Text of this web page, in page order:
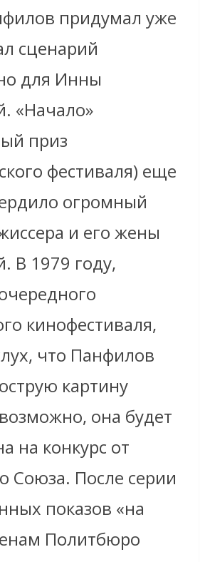
придумал уже
сценарий
для Инны
«Начало»
приз
фестиваля) еще
огромный
и его жены
В 1979 году,
кинофестиваля,
что Панфилов
картину
она будет
на конкурс от
Союза. После серии
показов «на
Политбюро